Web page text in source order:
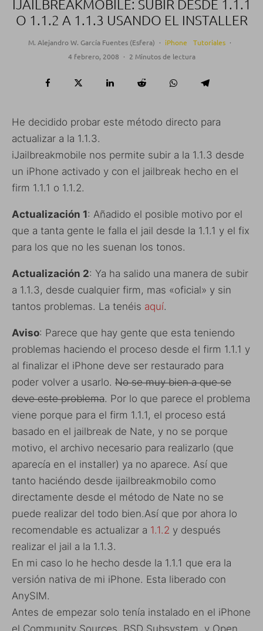
IJAILBREAKMOBILE: SUBIR DESDE 1.1.1
O 1.1.2 A 1.1.3 USANDO EL INSTALLER
M. Alejandro W. García Fuentes (Esfera) · iPhone Tutoriales ·
4 febrero, 2008 · 2 Minutos de lectura
He decidido probar este método directo para
actualizar a la 1.1.3.
iJailbreakmobile nos permite subir a la 1.1.3 desde
un iPhone activado y con el jailbreak hecho en el
firm 1.1.1 o 1.1.2.
Actualización 1: Añadido el posible motivo por el
que a tanta gente le falla el jail desde la 1.1.1 y el fix
para los que no les suenan los tonos.
Actualización 2: Ya ha salido una manera de subir
a 1.1.3, desde cualquier firm, mas «oficial» y sin
tantos problemas. La tenéis aquí.
Aviso: Parece que hay gente que esta teniendo
problemas haciendo el proceso desde el firm 1.1.1 y
al finalizar el iPhone deve ser restaurado para
poder volver a usarlo. No se muy bien a que se
deve este problema. Por lo que parece el problema
viene porque para el firm 1.1.1, el proceso está
basado en el jailbreak de Nate, y no se porque
motivo, el archivo necesario para realizarlo (que
aparecía en el installer) ya no aparece. Así que
tanto haciéndo desde ijailbreakmobilo como
directamente desde el método de Nate no se
puede realizar del todo bien.Así que por ahora lo
recomendable es actualizar a 1.1.2 y después
realizar el jail a la 1.1.3.
En mi caso lo he hecho desde la 1.1.1 que era la
versión nativa de mi iPhone. Esta liberado con
AnySIM.
Antes de empezar solo tenía instalado en el iPhone
el Community Sources, BSD Subsystem, y Open